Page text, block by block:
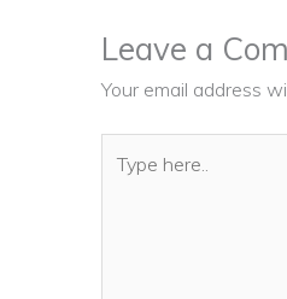
Leave a
Your email address
here..